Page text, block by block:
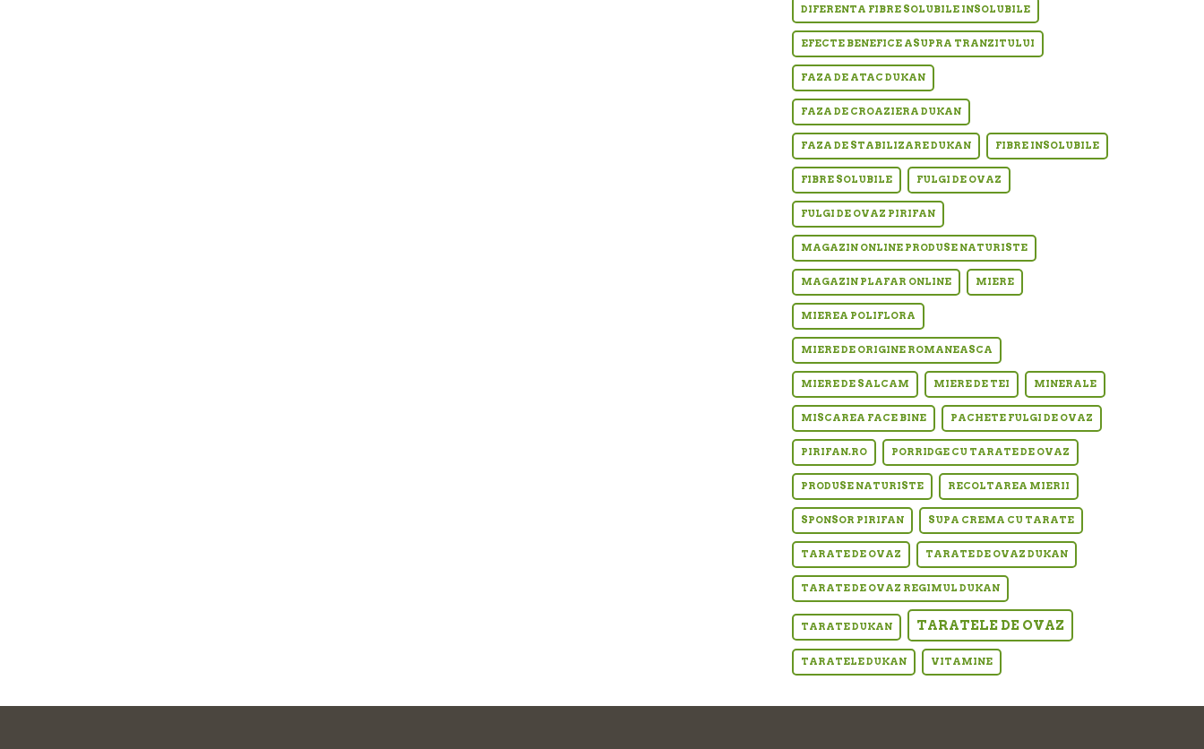
DIFERENTA FIBRE SOLUBILE INSOLUBILE
EFECTE BENEFICE ASUPRA TRANZITULUI
FAZA DE ATAC DUKAN
FAZA DE CROAZIERA DUKAN
FAZA DE STABILIZARE DUKAN FIBRE INSOLUBILE
FIBRE SOLUBILE FULGI DE OVAZ
FULGI DE OVAZ PIRIFAN
MAGAZIN ONLINE PRODUSE NATURISTE
MAGAZIN PLAFAR ONLINE MIERE
MIEREA POLIFLORA
MIERE DE ORIGINE ROMANEASCA
MIERE DE SALCAM MIERE DE TEI MINERALE
MISCAREA FACE BINE PACHETE FULGI DE OVAZ
PIRIFAN.RO PORRIDGE CU TARATE DE OVAZ
PRODUSE NATURISTE RECOLTAREA MIERII
SPONSOR PIRIFAN SUPA CREMA CU TARATE
TARATE DE OVAZ TARATE DE OVAZ DUKAN
TARATE DE OVAZ REGIMUL DUKAN
TARATE DUKAN TARATELE DE OVAZ
TARATELE DUKAN VITAMINE